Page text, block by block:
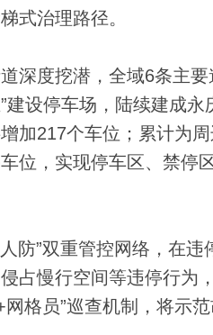
式治理路径。
度挖潜，全域6条主要
设停车场，陆续建成
加217个车位；累计为
位，实现停车区、禁停
”双重管控网络，在违
占慢行空间等违停行为
格员”巡查机制，将示